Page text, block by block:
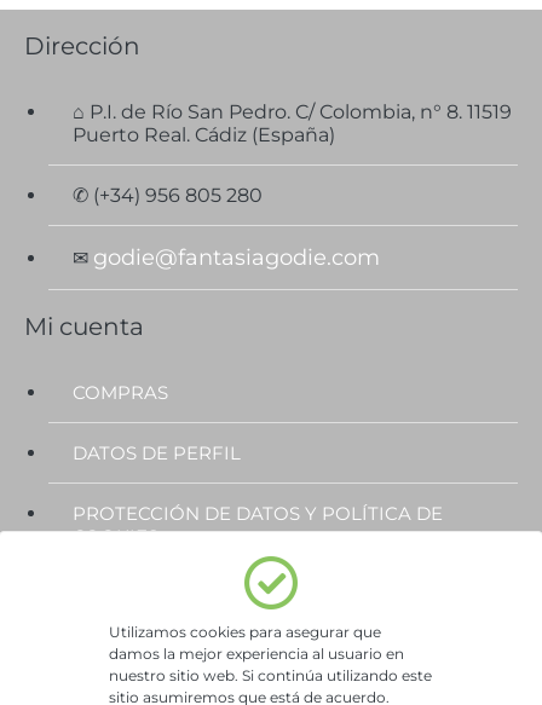
Dirección
⌂ P.I. de Río San Pedro. C/ Colombia, n° 8. 11519
Puerto Real. Cádiz (España)
✆ (+34) 956 805 280
✉ godie@fantasiagodie.com
Mi cuenta
COMPRAS
DATOS DE PERFIL
PROTECCIÓN DE DATOS Y POLÍTICA DE
COOKIES
Subscríbete al Newsletter
Suscríbete
Utilizamos cookies para asegurar que
damos la mejor experiencia al usuario en
nuestro sitio web. Si continúa utilizando este
sitio asumiremos que está de acuerdo.